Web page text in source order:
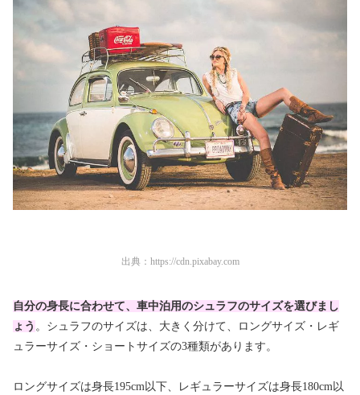
出典： https://cdn.pixabay.com
自分の身長に合わせて、車中泊用のシュラフのサイズを選びまし
ょう 。シュラフのサイズは、大きく分けて、ロングサイズ・レギ
ュラーサイズ・ショートサイズの3種類があります。
ロングサイズは身長195cm以下、レギュラーサイズは身長180cm以